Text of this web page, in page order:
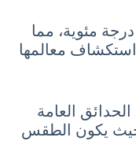
تتراوح درجات الحرارة بين 10 و15 درجة مئوية، مما
معالمها
العامة
حيث يكون الطقس